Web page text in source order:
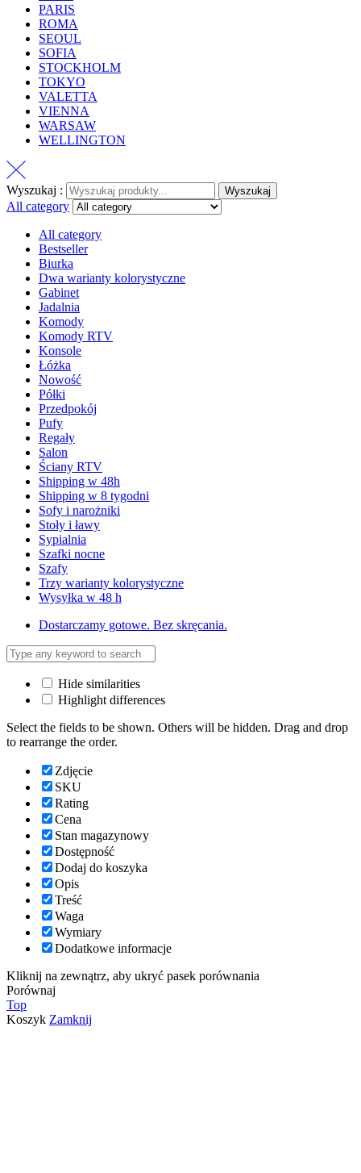
PARIS
ROMA
SEOUL
SOFIA
STOCKHOLM
TOKYO
VALETTA
VIENNA
WARSAW
WELLINGTON
Wyszukaj : Wyszukaj
All category
All category
Bestseller
Biurka
Dwa warianty kolorystyczne
Gabinet
Jadalnia
Komody
Komody RTV
Konsole
Łóżka
Nowość
Półki
Przedpokój
Pufy
Regały
Salon
Ściany RTV
Shipping w 48h
Shipping w 8 tygodni
Sofy i narożniki
Stoły i ławy
Sypialnia
Szafki nocne
Szafy
Trzy warianty kolorystyczne
Wysyłka w 48 h
Dostarczamy gotowe. Bez skręcania.
Hide similarities
Highlight differences
Select the fields to be shown. Others will be hidden. Drag and drop
to rearrange the order.
Zdjęcie
SKU
Rating
Cena
Stan magazynowy
Dostępność
Dodaj do koszyka
Opis
Treść
Waga
Wymiary
Dodatkowe informacje
Kliknij na zewnątrz, aby ukryć pasek porównania
Porównaj
Top
Koszyk Zamknij